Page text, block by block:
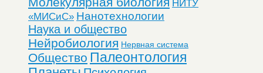
НИТУ
«МИСиС» Нанотехнологии
Наука и общество
Нейробиология Нервная система
Общество Палеонтология